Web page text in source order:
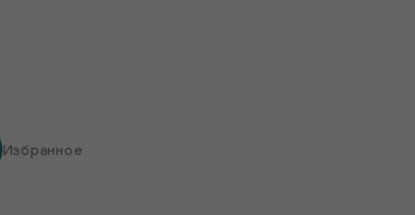
Избранное